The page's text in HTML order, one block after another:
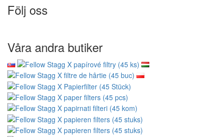
Följ oss
Våra andra butiker